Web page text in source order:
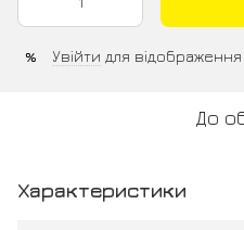
% Увійти для
До
Характеристики